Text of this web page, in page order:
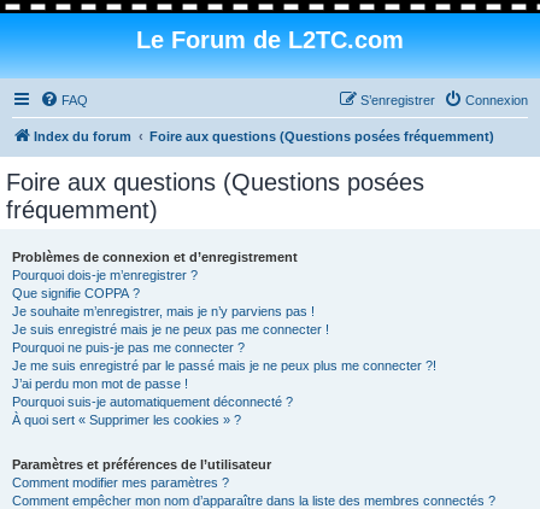
Le Forum de L2TC.com
FAQ Connexion
S’enregistrer
Index du forum Foire aux questions (Questions posées fréquemment)
Foire aux questions (Questions posées
fréquemment)
Problèmes de connexion et d’enregistrement
Pourquoi dois-je m’enregistrer ?
Que signifie COPPA ?
Je souhaite m’enregistrer, mais je n’y parviens pas !
Je suis enregistré mais je ne peux pas me connecter !
Pourquoi ne puis-je pas me connecter ?
Je me suis enregistré par le passé mais je ne peux plus me connecter ?!
J’ai perdu mon mot de passe !
Pourquoi suis-je automatiquement déconnecté ?
À quoi sert « Supprimer les cookies » ?
Paramètres et préférences de l’utilisateur
Comment modifier mes paramètres ?
Comment empêcher mon nom d’apparaître dans la liste des membres connectés ?